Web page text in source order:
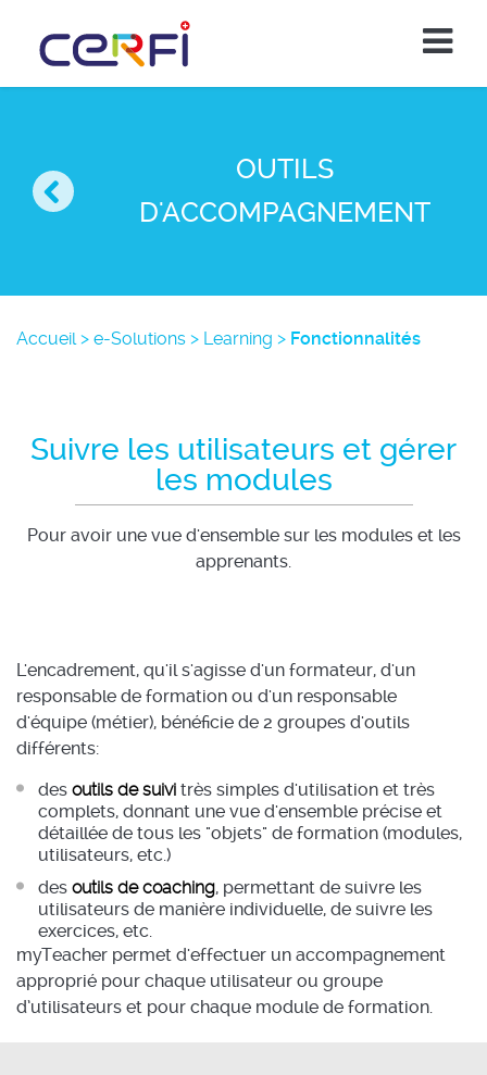
OUTILS
D'ACCOMPAGNEMENT
Accueil> e-Solutions > Learning > Fonctionnalités
Suivre les utilisateurs et gérer
les modules
Pour avoir une vue d'ensemble sur les modules et les
apprenants.
L'encadrement, qu'il s'agisse d'un formateur, d'un
responsable de formation ou d'un responsable
d'équipe (métier), bénéficie de 2 groupes d'outils
différents:
des outils de suivi très simples d'utilisation et très
complets, donnant une vue d'ensemble précise et
détaillée de tous les "objets" de formation (modules,
utilisateurs, etc.)
des outils de coaching, permettant de suivre les
utilisateurs de manière individuelle, de suivre les
exercices, etc.
myTeacher permet d'effectuer un accompagnement
approprié pour chaque utilisateur ou groupe
d’utilisateurs et pour chaque module de formation.